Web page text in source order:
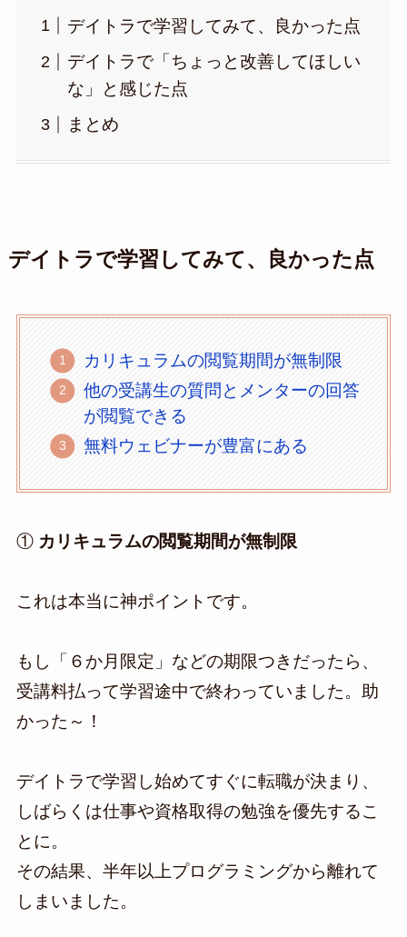
デイトラで学習してみて、良かった点
デイトラで「ちょっと改善してほしい
な」と感じた点
まとめ
デイトラで学習してみて、良かった点
カリキュラムの閲覧期間が無制限
他の受講生の質問とメンターの回答
が閲覧できる
無料ウェビナーが豊富にある
① カリキュラムの閲覧期間が無制限
これは本当に神ポイントです。
もし「６か月限定」などの期限つきだったら、
受講料払って学習途中で終わっていました。助
かった～！
デイトラで学習し始めてすぐに転職が決まり、
しばらくは仕事や資格取得の勉強を優先するこ
とに。
その結果、半年以上プログラミングから離れて
しまいました。